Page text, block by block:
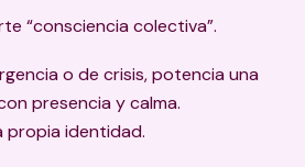
“consciencia colectiva”.
o de crisis, potencia una
presencia y calma.
propia identidad.